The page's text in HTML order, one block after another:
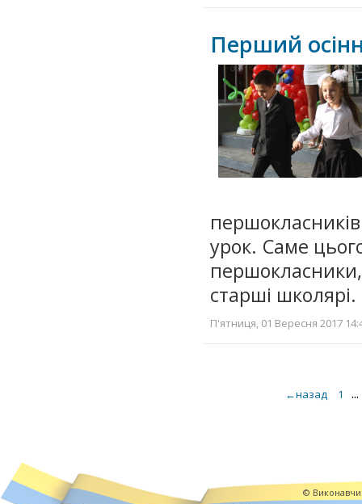
Перший
урок. Саме
старші
П'ятниця, 01 Вересня 2017
←назад 1 ...
©